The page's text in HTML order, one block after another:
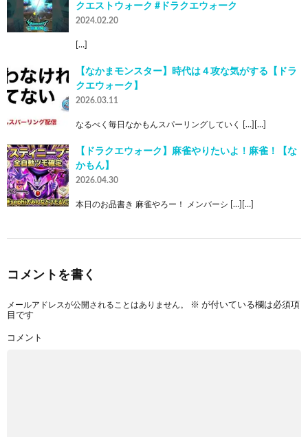
クエストウォーク #ドラクエウォーク
2024.02.20
[…]
【なかまモンスター】時代は４攻な気がする【ドラ
クエウォーク】
2026.03.11
なるべく毎日なかもんスパーリングしていく […][…]
【ドラクエウォーク】麻雀やりたいよ！麻雀！【な
かもん】
2026.04.30
本日のお品書き 麻雀やろー！ メンバーシ […][…]
コメントを書く
メールアドレスが公開されることはありません。 ※ が付いている欄は必須項
目です
コメント